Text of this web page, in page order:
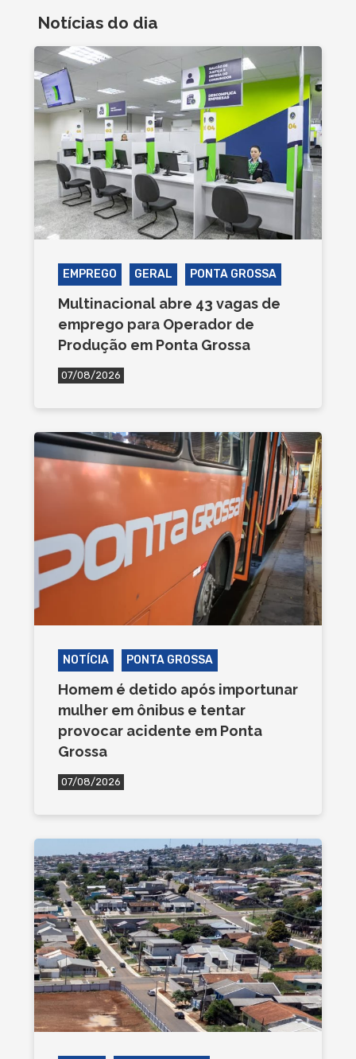
Notícias do dia
EMPREGO GERAL PONTA GROSSA
Multinacional abre 43 vagas de
emprego para Operador de
Produção em Ponta Grossa
07/08/2026
NOTÍCIA PONTA GROSSA
Homem é detido após importunar
mulher em ônibus e tentar
provocar acidente em Ponta
Grossa
07/08/2026